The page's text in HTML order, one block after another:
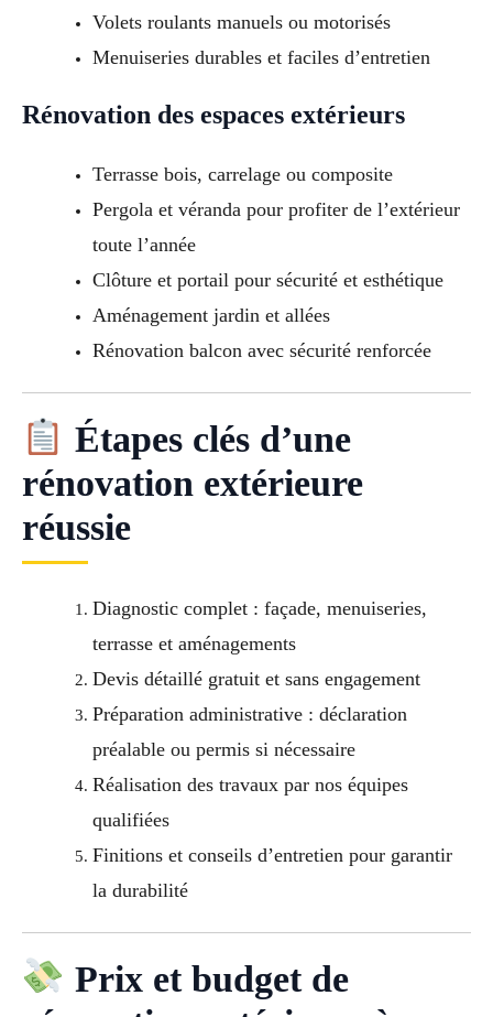
Volets roulants manuels ou motorisés
Menuiseries durables et faciles d’entretien
Rénovation des espaces extérieurs
Terrasse bois, carrelage ou composite
Pergola et véranda pour profiter de l’extérieur
toute l’année
Clôture et portail pour sécurité et esthétique
Aménagement jardin et allées
Rénovation balcon avec sécurité renforcée
Étapes clés d’une
rénovation extérieure
réussie
Diagnostic complet : façade, menuiseries,
terrasse et aménagements
Devis détaillé gratuit et sans engagement
Préparation administrative : déclaration
préalable ou permis si nécessaire
Réalisation des travaux par nos équipes
qualifiées
Finitions et conseils d’entretien pour garantir
la durabilité
Prix et budget de